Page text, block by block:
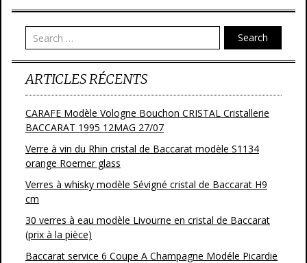
Search
ARTICLES RÉCENTS
CARAFE Modèle Vologne Bouchon CRISTAL Cristallerie
BACCARAT 1995 12MAG 27/07
Verre à vin du Rhin cristal de Baccarat modèle S1134
orange Roemer glass
Verres à whisky modèle Sévigné cristal de Baccarat H9
cm
30 verres à eau modèle Livourne en cristal de Baccarat
(prix à la pièce)
Baccarat service 6 Coupe A Champagne Modéle Picardie